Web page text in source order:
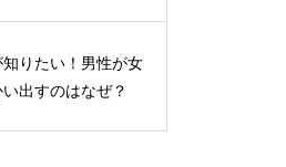
りたい！男性が女
出すのはなぜ？